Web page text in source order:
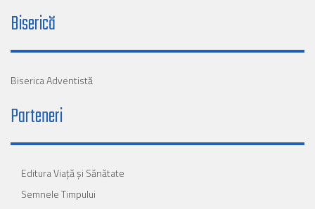
Biserică
Biserica Adventistă
Parteneri
Editura Viaţă şi Sănătate
Semnele Timpului